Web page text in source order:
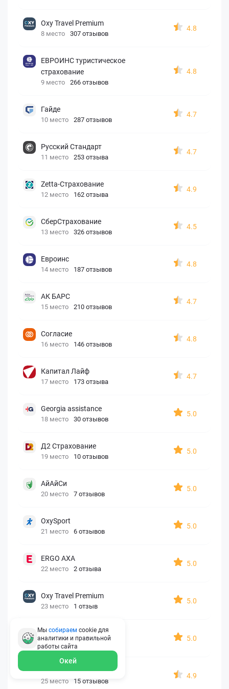
Oxy Travel Premium
8 место 307 отзывов
4.8
ЕВРОИНС туристическое
страхование
9 место 266 отзывов
4.8
Гайде
10 место 287 отзывов
4.7
Русский Стандарт
11 место 253 отзыва
4.7
Zetta-Страхование
12 место 162 отзыва
4.9
СберСтрахование
13 место 326 отзывов
4.5
Евроинс
14 место 187 отзывов
4.8
АК БАРС
15 место 210 отзывов
4.7
Согласие
16 место 146 отзывов
4.8
Капитал Лайф
17 место 173 отзыва
4.7
Georgia assistance
18 место 30 отзывов
5.0
Д2 Страхование
19 место 10 отзывов
5.0
АйАйСи
20 место 7 отзывов
5.0
OxySport
21 место 6 отзывов
5.0
ERGO AXA
22 место 2 отзыва
5.0
Oxy Travel Premium
23 место 1 отзыв
5.0
УралСиб
24 место 1 отзыв
5.0
МАКС
25 место 15 отзывов
4.9
Мы собираем cookie для
аналитики и правильной
работы сайта
Окей